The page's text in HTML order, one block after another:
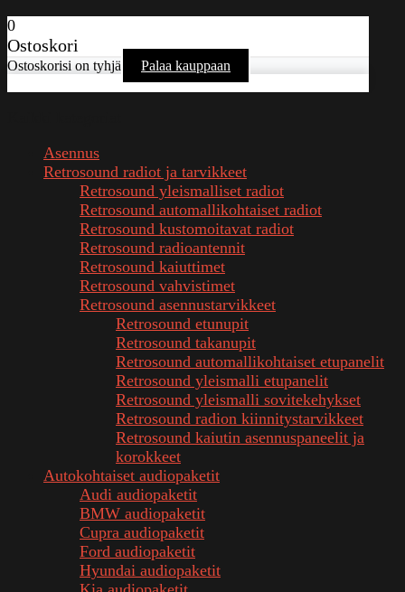
0
Ostoskori
Ostoskorisi on tyhjä Palaa kauppaan
Asennus
Retrosound radiot ja tarvikkeet
Retrosound yleismalliset radiot
Retrosound automallikohtaiset radiot
Retrosound kustomoitavat radiot
Retrosound radioantennit
Retrosound kaiuttimet
Retrosound vahvistimet
Retrosound asennustarvikkeet
Retrosound etunupit
Retrosound takanupit
Retrosound automallikohtaiset etupanelit
Retrosound yleismalli etupanelit
Retrosound yleismalli sovitekehykset
Retrosound radion kiinnitystarvikkeet
Retrosound kaiutin asennuspaneelit ja
korokkeet
Autokohtaiset audiopaketit
Audi audiopaketit
BMW audiopaketit
Cupra audiopaketit
Ford audiopaketit
Hyundai audiopaketit